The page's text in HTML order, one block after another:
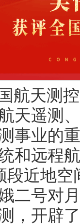
航天测
天遥测
事业的
和远程
段近地
二号对
，开辟